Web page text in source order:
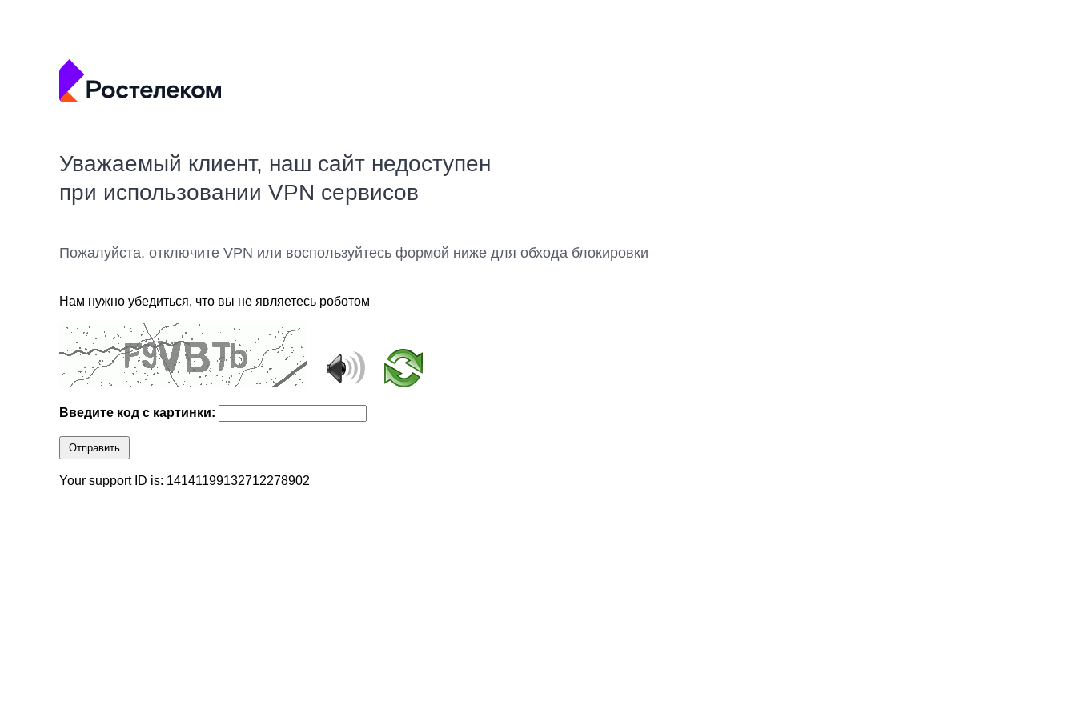
Уважаемый клиент, наш сайт недоступен
при использовании VPN сервисов
Пожалуйста, отключите VPN или воспользуйтесь формой ниже для обхода блокировки
Нам нужно убедиться, что вы не являетесь роботом
Введите код с картинки:
Отправить
Your support ID is: 14141199132712278902